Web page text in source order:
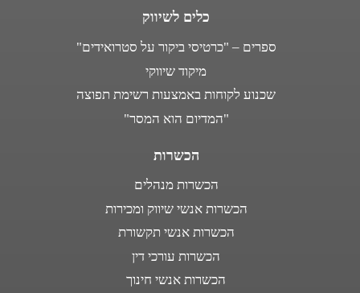
כלים לשיווק
ספרים – "כרטיסי ביקור על סטרואידים"
מיקוד שיווקי
שכנוע לקוחות באמצעות רשימת תפוצה
"המדיום הוא המסר"
הכשרות
הכשרות מנהלים
הכשרות אנשי שיווק ומכירות
הכשרות אנשי תקשורת
הכשרות עורכי דין
הכשרות אנשי חינוך